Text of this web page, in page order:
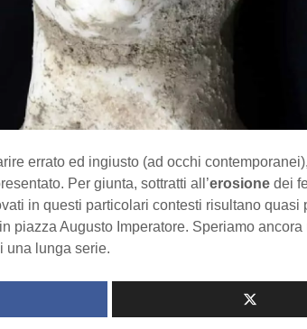
errato ed ingiusto (ad occhi
Per giunta, sottratti all’erosione dei
in questi particolari contesti risultano quasi
piazza Augusto Imperatore. Speriamo
una lunga serie.